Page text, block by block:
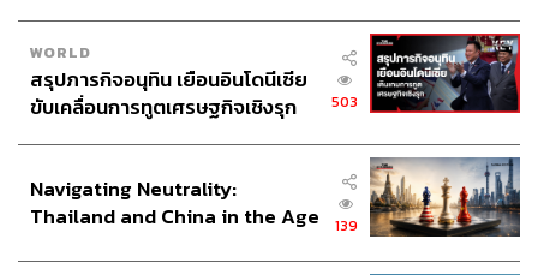
WORLD
สรุปภารกิจอนุทิน เยือนอินโดนีเซีย
ขับเคลื่อนการทูตเศรษฐกิจเชิงรุก
503
Navigating Neutrality:
Thailand and China in the Age
139